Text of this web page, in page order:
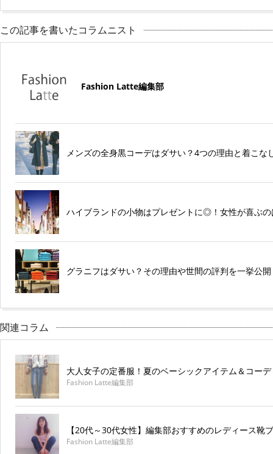
この記事を書いたコラムニスト
Fashion Latte編集部
メンズの全身黒コーデはダサい？4つの理由と着こな
ハイブランドの小物はプレゼントに◎！女性が喜ぶ
グラニフはダサい？その理由や世間の評判を一挙公開
関連コラム
大人女子の定番服！夏のベーシックアイテム＆コー
Fashion Latte編集部
【20代～30代女性】編集部おすすめのレディース
Fashion Latte編集部